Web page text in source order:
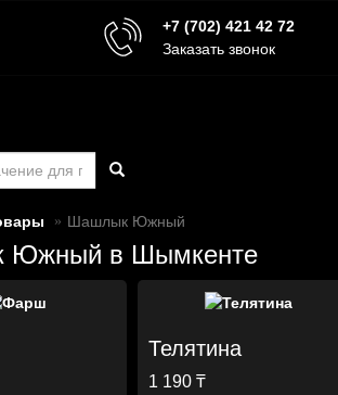
+7 (702) 421 42 72
Заказать звонок
Шашлык Южный
Южный в Шымкенте
Телятина
1 190 ₸